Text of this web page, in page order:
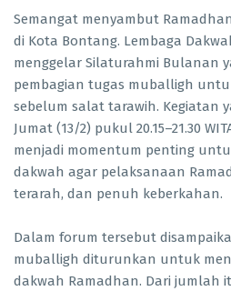
Semangat menyambut
di Kota Bontang. Lembaga
menggelar Silaturahmi Bulanan
pembagian tugas muballigh
sebelum salat tarawih. Kegiatan
Jumat (13/2) pukul 20.15–21.30
menjadi momentum penting
dakwah agar pelaksanaan
terarah, dan penuh keberkahan.
Dalam forum tersebut
muballigh diturunkan untuk
dakwah Ramadhan. Dari jumlah